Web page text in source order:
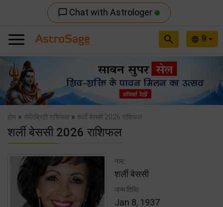
chat_bubble_outline Chat with Astrologer
language हि
search
Previous
होम » सेलिब्रिटी राशिफल » शर्ली बेससी 2026 राशिफल
शर्ली बेससी 2026 राशिफल
नाम:
शर्ली बेससी
जन्म तिथि:
Jan 8, 1937